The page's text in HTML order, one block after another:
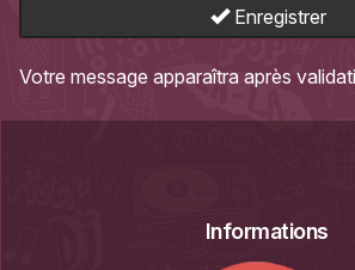
Enregistrer
Votre message apparaîtra après
Informations